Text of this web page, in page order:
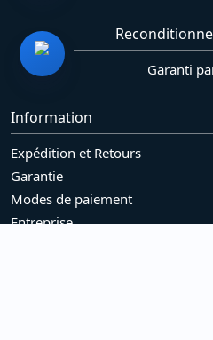
Garanti
Information
Expédition et Retours
Garantie
Modes de paiement
Entreprise